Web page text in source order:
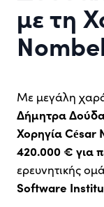
με τη
Με μεγάλη
Δήμητρα
Χορηγία César
420.000 € για
ερευνητικής
Software